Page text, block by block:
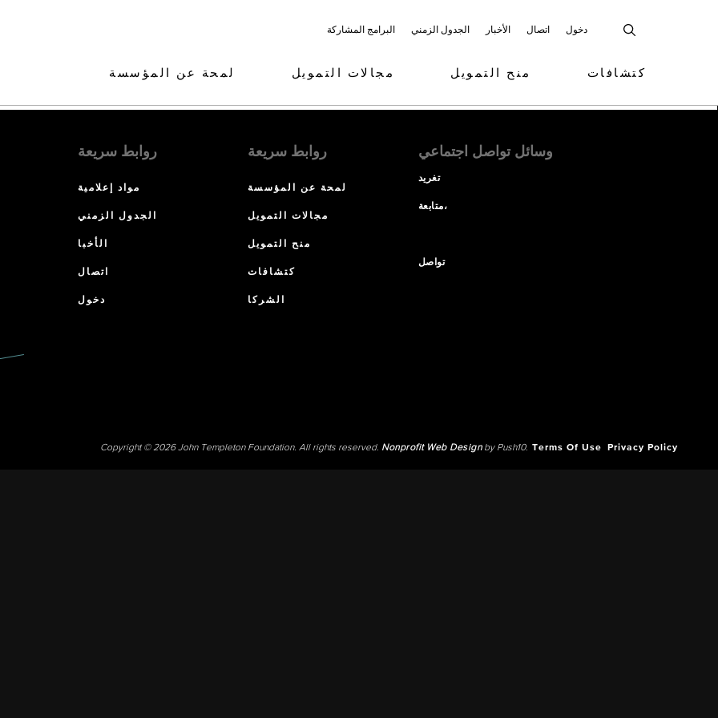
البرامج المشاركة الجدول الزمني الأخبار اتصال دخول
لمحة عن المؤسسة مجالات التمويل منح التمويل كتشافات
روابط سريعة
مواد إعلامية
الجدول الزمني
الأخبا
اتصال
دخول
روابط سريعة
لمحة عن المؤسسة
مجالات التمويل
منح التمويل
كتشافات
الشركا
وسائل تواصل اجتماعي
تغريد
متابعة،
تواصل
Copyright © 2026 John Templeton Foundation. All rights reserved. Nonprofit Web Designby Push10. Terms Of Use Privacy Policy